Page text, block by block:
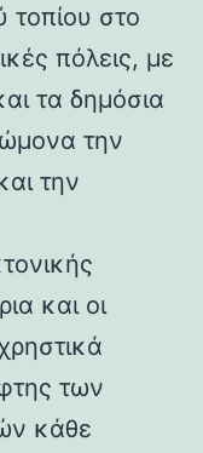
στο
πόλεις, με
τα δημόσια
την
την
και οι
των
κάθε